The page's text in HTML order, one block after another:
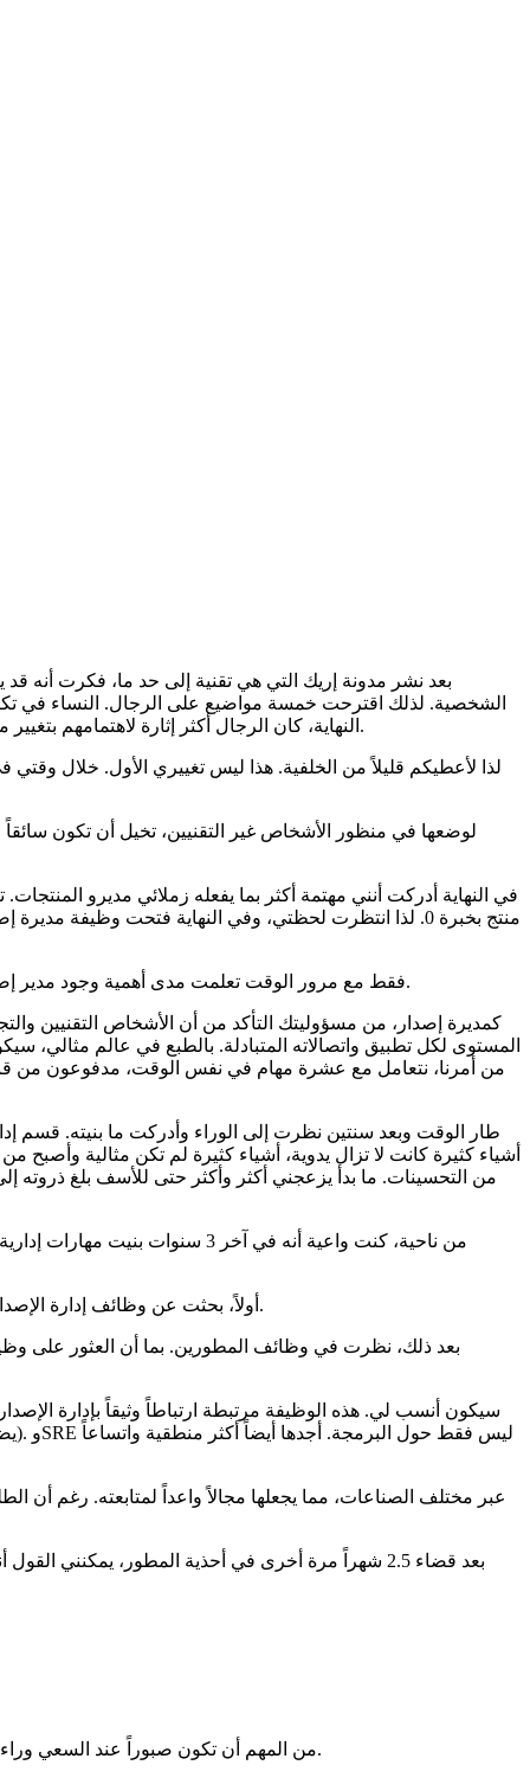
بعد نشر مدونة إريك التي هي تقنية إلى حد ما، فكرت أنه
الشخصية. لذلك اقترحت خمسة مواضيع على الرجال. النساء في
النهاية، كان الرجال أكثر إثارة لاهتمامهم بتغيير مساري المهني الأخير. نعم، في وقت بناء الشركة قررت تغيير الدور. قد يقول شخص ما أنني مفرطة التحفيز، أنا ببساطة أحب أن أكون نشطة.
لذا لأعطيكم قليلاً من الخلفية. هذا ليس تغييري الأول. خلال
لوضعها في منظور الأشخاص غير التقنيين، تخيل أن تكون سائقاً
في النهاية أدركت أنني مهتمة أكثر بما يفعله زملائي مديرو
منتج بخبرة 0. لذا انتظرت لحظتي، وفي النهاية فتحت
فقط مع مرور الوقت تعلمت مدى أهمية وجود مدير إصدار جيد لشركة تقنية، خاصة إذا كانت فرق مختلفة تبني أجزاء مختلفة من التطبيقات "باستقلال" مع الكثير من التبعيات المتبادلة في الخلفية.
كمديرة إصدار، من مسؤوليتك التأكد من أن الأشخاص التقنيين
المستوى لكل تطبيق واتصالاته المتبادلة. بالطبع في عالم
من أمرنا، نتعامل مع عشرة مهام في نفس الوقت، مدفوعون من
أشياء كثيرة كانت لا تزال يدوية، أشياء كثيرة لم تكن مثالية
من التحسينات. ما بدأ يزعجني أكثر وأكثر حتى للأسف بلغ
من ناحية، كنت واعية أنه في
أولاً، بحثت عن وظائف إدارة الإصدارات في السوق. لكن سرعان ما أدركت أن كوني مديرة إصدار لبقية حياتي قد لا يكون مرضياً، وهي وظيفة يمكنني الانتقال إليها لاحقاً بسهولة.
بعد ذلك، نظرت في وظائف المطورين. بما أن العثور على
بعد قضاء 2.5 شهراً مرة أخرى في أحذية المطور،
من المهم أن تكون صبوراً عند السعي وراء شيء تريده، لكن في نفس الوقت لا تتردد في اغتنام الفرص التي تأتي في طريقك. لا تدع شخصاً آخر يغتنم الفرصة التي كان بإمكانك اغتنامها.